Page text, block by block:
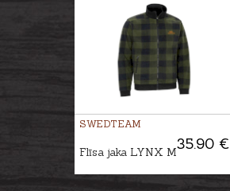
SWEDTEAM
35.90 €
Flīsa jaka LYNX M